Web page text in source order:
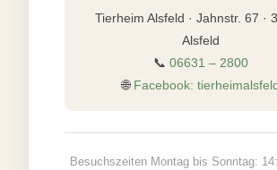
Tierheim Alsfeld · Jahnstr. 67 ·
Alsfeld
📞 06631 – 2800
🌐 Facebook:
Besuchszeiten Montag bis Sonntag: